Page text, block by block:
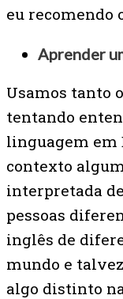
eu recomendo
Aprender
Usamos tanto
tentando
linguagem em
contexto
interpretada
pessoas
inglês de
mundo e
algo distinto